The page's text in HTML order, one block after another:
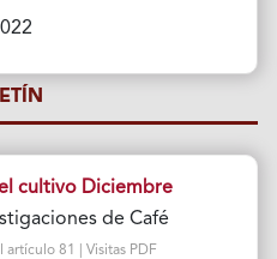
cultivo Diciembre
de Café
artículo 81 | Visitas PDF